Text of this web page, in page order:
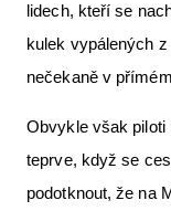
lidech, kteří se
kulek vypálených
nečekaně v
Obvykle však
teprve, když se
podotknout, že na